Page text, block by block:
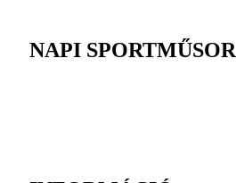
NAPI SPORTMŰSOR